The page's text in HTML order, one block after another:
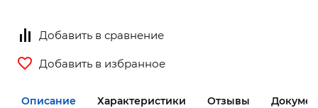
Добавить в сравнение
Добавить в избранное
Описание Характеристики Отзывы